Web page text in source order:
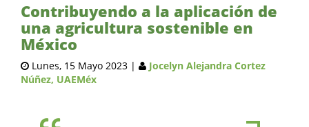
Contribuyendo a la aplicación de
una agricultura sostenible en
México
Lunes, 15 Mayo 2023 |
Jocelyn Alejandra Cortez
Núñez, UAEMéx